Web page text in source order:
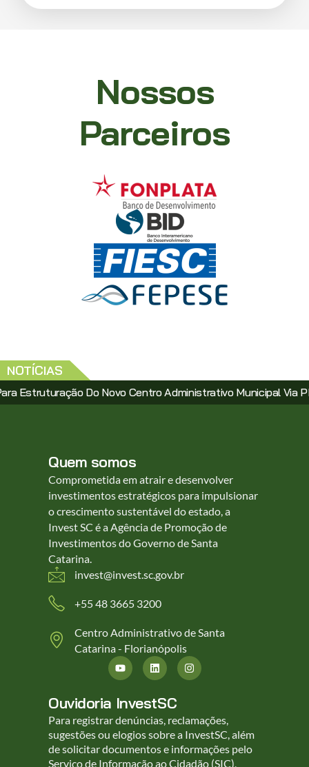
Nossos
Parceiros
NOTÍCIAS
Do Novo Centro Administrativo Municipal Via PPP
Quem somos
Comprometida em atrair e desenvolver
investimentos estratégicos para impulsionar
o crescimento sustentável do estado, a
Invest SC é a Agência de Promoção de
Investimentos do Governo de Santa
Catarina.
invest@invest.sc.gov.br
+55 48 3665 3200
Centro Administrativo de Santa
Catarina - Florianópolis
Ouvidoria InvestSC
Para registrar denúncias, reclamações,
sugestões ou elogios sobre a InvestSC, além
de solicitar documentos e informações pelo
Serviço de Informação ao Cidadão (SIC),